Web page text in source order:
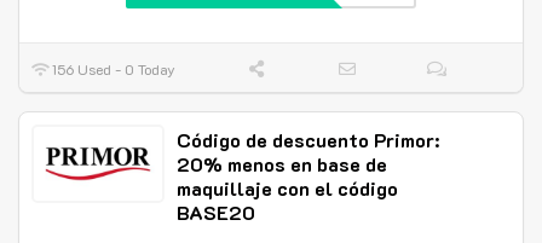
156 Used - 0 Today
Código de descuento Primor:
20% menos en base de
maquillaje con el código
BASE20